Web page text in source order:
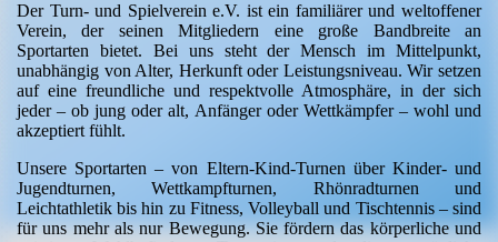
Der Turn- und Spielverein e.V. ist ein familiärer und weltoffener
Verein, der seinen Mitgliedern eine große Bandbreite an
Sportarten bietet. Bei uns steht der Mensch im Mittelpunkt,
unabhängig von Alter, Herkunft oder Leistungsniveau. Wir setzen
auf eine freundliche und respektvolle Atmosphäre, in der sich
jeder – ob jung oder alt, Anfänger oder Wettkämpfer – wohl und
akzeptiert fühlt.
Unsere Sportarten – von Eltern-Kind-Turnen über Kinder- und
Jugendturnen, Wettkampfturnen, Rhönradturnen und
Leichtathletik bis hin zu Fitness, Volleyball und Tischtennis – sind
für uns mehr als nur Bewegung. Sie fördern das körperliche und